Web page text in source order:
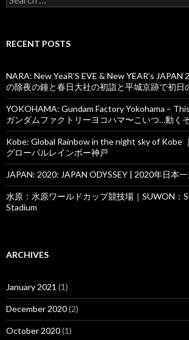
for:
RECENT POSTS
NARA: New YeaR’S EVE & New YEAR’s
の除夜の鐘と春日大社の初詣と平城京跡で初日
YOKOHAMA: Gundam Factory Yokohama –
ガンダムファクトリーヨコハマ〜こいつ…動くぞ
Kobe: Global Rainbow in the night sky of Kobe
グローバルレインボー神戸
JAPAN: 2020: JAPAN ODYSSEY | 2020年日本
水原：水原ワールドカップ競技場｜SUWON：
Stadium
ARCHIVES
January 2021 (1)
December 2020(2)
October 2020(1)